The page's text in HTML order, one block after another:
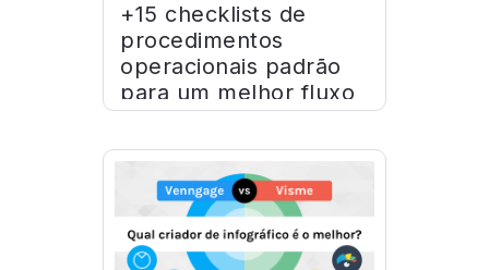
+15 checklists de
procedimentos
operacionais padrão
para um melhor fluxo
de trabalho e
treinamento